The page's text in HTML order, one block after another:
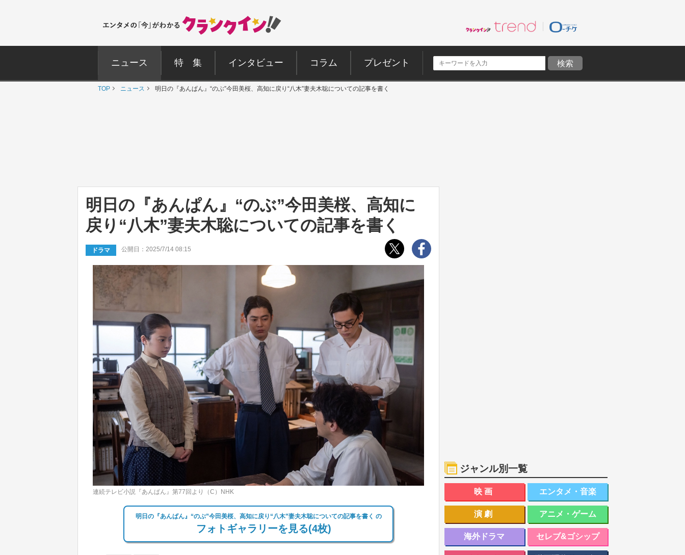
ニュース 特 集 インタビュー コラム プレゼント
TOP ニュース 明日の『あんぱん』“のぶ”今田美桜、高知に戻り“八木”妻夫木聡についての記事を書く
明日の『あんぱん』“のぶ”今田美桜、高知に
戻り“八木”妻夫木聡についての記事を書く
ドラマ 公開日：2025/7/14 08:15
連続テレビ小説『あんぱん』第77回より（C）NHK
明日の『あんぱん』“のぶ”今田美桜、高知に戻り“八木”妻夫木聡についての記事を書く の
フォトギャラリーを見る(4枚)
ジャンル別一覧
映画 エンタメ・音楽
演劇 アニメ・ゲーム
海外ドラマ セレブ&ゴシップ